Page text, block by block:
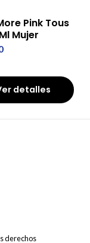
Pink Tous
Mujer
detalles
derechos